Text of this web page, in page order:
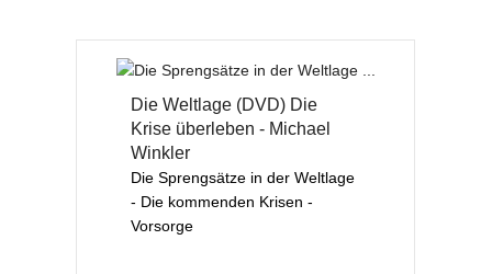
Die Weltlage (DVD) Die
Krise überleben - Michael
Winkler
Die Sprengsätze in der Weltlage
- Die kommenden Krisen -
Vorsorge